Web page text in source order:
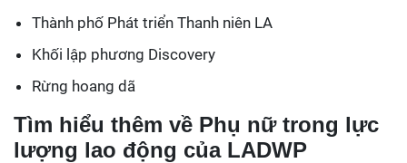
Thành phố Phát triển Thanh niên LA
Khối lập phương Discovery
Rừng hoang dã
Tìm hiểu thêm về Phụ nữ trong lực
lượng lao động của LADWP